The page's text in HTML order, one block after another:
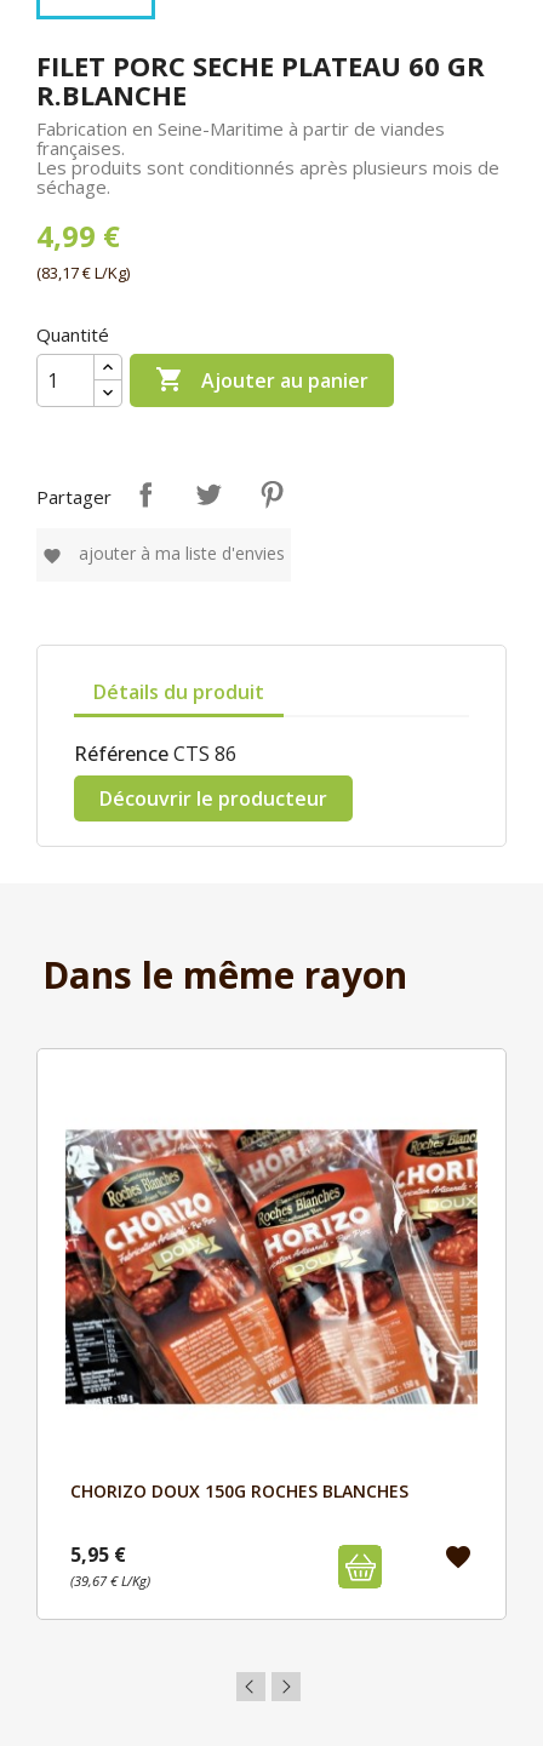
FILET PORC SECHE PLATEAU 60 GR
R.BLANCHE
Fabrication en Seine-Maritime à partir de viandes
françaises.
Les produits sont conditionnés après plusieurs mois de
séchage.
4,99 €
(83,17 € L/Kg)
Quantité
 Ajouter au panier
Partager
favorite ajouter à ma liste d'envies
Détails du produit
RéférenceCTS 86
Découvrir le producteur
Dans le même rayon
 Aperçu
CHORIZO DOUX 150G ROCHES BLANCHES
5,95 €
(39,67 € L/Kg)
favorite